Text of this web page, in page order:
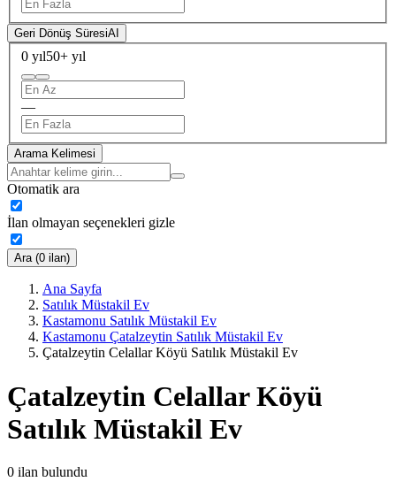
Geri Dönüş SüresiAI
0 yıl50+ yıl
—
Arama Kelimesi
Otomatik ara
İlan olmayan seçenekleri gizle
Ara (0 ilan)
Ana Sayfa
Satılık Müstakil Ev
Kastamonu Satılık Müstakil Ev
Kastamonu Çatalzeytin Satılık Müstakil Ev
Çatalzeytin Celallar Köyü Satılık Müstakil Ev
Çatalzeytin Celallar Köyü
Satılık Müstakil Ev
0 ilan bulundu